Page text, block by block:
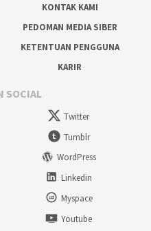
KONTAK KAMI
PEDOMAN MEDIA SIBER
KETENTUAN PENGGUNA
KARIR
SOCIAL
Twitter
Tumblr
WordPress
Linkedin
Myspace
Youtube